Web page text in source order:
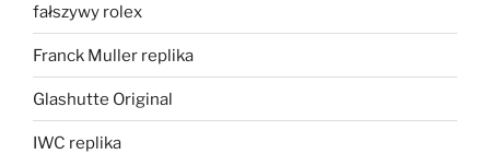
fałszywy rolex
Franck Muller replika
Glashutte Original
IWC replika